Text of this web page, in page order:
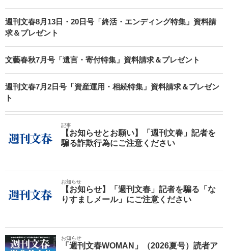
週刊文春8月13日・20日号「終活・エンディング特集」資料請
求＆プレゼント
文藝春秋7月号「遺言・寄付特集」資料請求＆プレゼント
週刊文春7月2日号「資産運用・相続特集」資料請求＆プレゼン
ト
記事
【お知らせとお願い】「週刊文春」記者を
騙る詐欺行為にご注意ください
お知らせ
【お知らせ】「週刊文春」記者を騙る「な
りすましメール」にご注意ください
お知らせ
「週刊文春WOMAN」（2026夏号）読者ア